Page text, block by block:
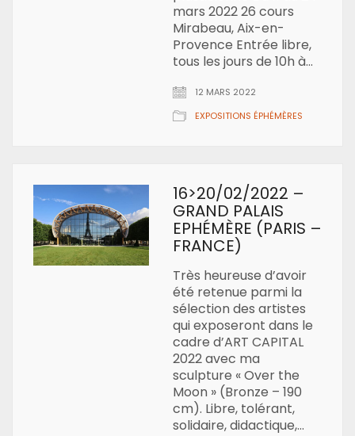
mars 2022 26 cours
Mirabeau, Aix-en-
Provence Entrée libre,
tous les jours de 10h à…
12 MARS 2022
EXPOSITIONS ÉPHÉMÈRES
16>20/02/2022 –
GRAND PALAIS
EPHÉMÈRE (PARIS –
FRANCE)
Très heureuse d’avoir
été retenue parmi la
sélection des artistes
qui exposeront dans le
cadre d’ART CAPITAL
2022 avec ma
sculpture « Over the
Moon » (Bronze – 190
cm). Libre, tolérant,
solidaire, didactique,…